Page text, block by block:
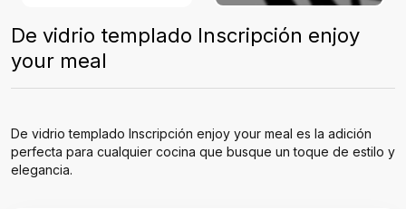
De vidrio templado Inscripción enjoy
your meal
De vidrio templado Inscripción enjoy your meal es la adición
perfecta para cualquier cocina que busque un toque de estilo y
elegancia.